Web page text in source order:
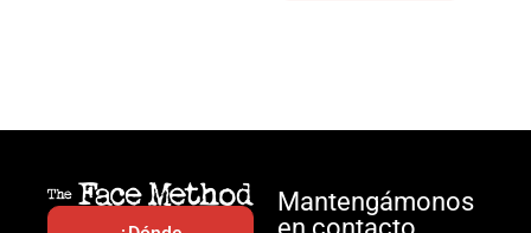
Mantengámonos